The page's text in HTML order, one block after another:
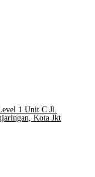
1 Unit C Jl.
Kota Jkt